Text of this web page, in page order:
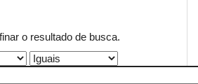
o resultado de busca.